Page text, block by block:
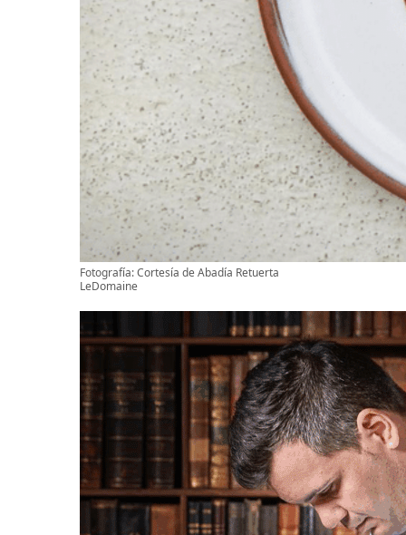
Fotografía: Cortesía de Abadía Retuerta
LeDomaine